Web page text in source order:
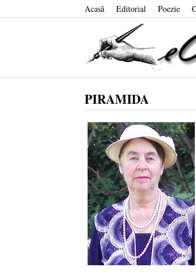
Acasă Editorial Poezie
PIRAMIDA